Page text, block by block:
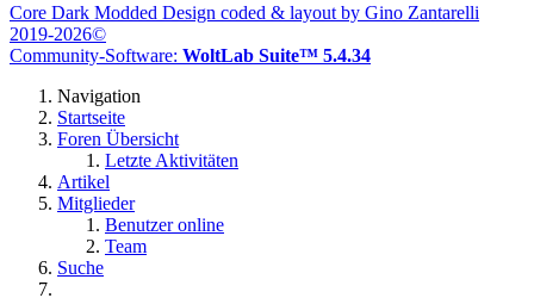
Core Dark Modded Design coded & layout by Gino Zantarelli
2019-2026©
Community-Software: WoltLab Suite™ 5.4.34
Navigation
Startseite
Foren Übersicht
Letzte Aktivitäten
Artikel
Mitglieder
Benutzer online
Team
Suche